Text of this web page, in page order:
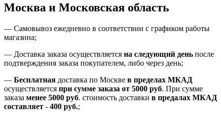
Москва и Московская область
— Самовывоз ежедневно в соответствии с графиком работы
магазина;
— Доставка заказа осуществляется на следующий день после
подтверждения заказа покупателем, либо через день;
— Бесплатная доставка по Москве в пределах МКАД
осуществляется при сумме заказа от 5000 руб. При сумме
заказа менее 5000 руб. стоимость доставки в предалах МКАД
составляет - 400 руб.;